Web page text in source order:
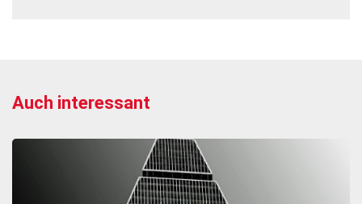
Auch interessant